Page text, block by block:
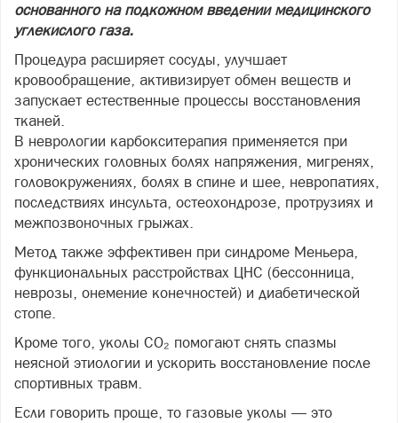
основанного на подкожном введении медицинского
углекислого газа.
Процедура расширяет сосуды, улучшает
кровообращение, активизирует обмен веществ и
запускает естественные процессы восстановления
тканей.
В неврологии карбокситерапия применяется при
хронических головных болях напряжения, мигренях,
головокружениях, болях в спине и шее, невропатиях,
последствиях инсульта, остеохондрозе, протрузиях и
межпозвоночных грыжах.
Метод также эффективен при синдроме Меньера,
функциональных расстройствах ЦНС (бессонница,
неврозы, онемение конечностей) и диабетической
стопе.
Кроме того, уколы CO₂ помогают снять спазмы
неясной этиологии и ускорить восстановление после
спортивных травм.
Если говорить проще, то газовые уколы — это